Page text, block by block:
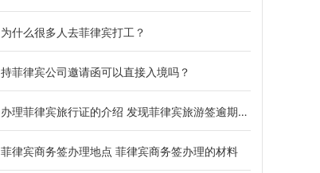
为什么很多人去菲律宾打工？
持菲律宾公司邀请函可以直接入境吗？
办理菲律宾旅行证的介绍 发现菲律宾旅游签逾期了怎么办
菲律宾商务签办理地点 菲律宾商务签办理的材料